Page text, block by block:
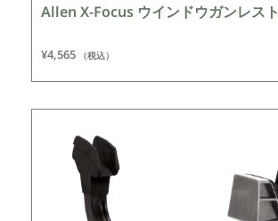
Allen X-Focus ウインドウガンレスト
¥4,565 （税込）